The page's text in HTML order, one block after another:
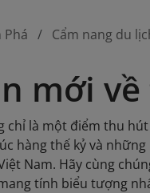
Phá Cẩm nang du
mới
chỉ là một điểm thu
hàng thế kỷ và
Nam. Hãy cùng
tính biểu tượng